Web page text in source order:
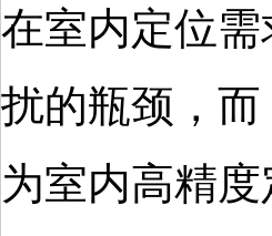
在室内定位
扰的瓶颈，
为室内高精